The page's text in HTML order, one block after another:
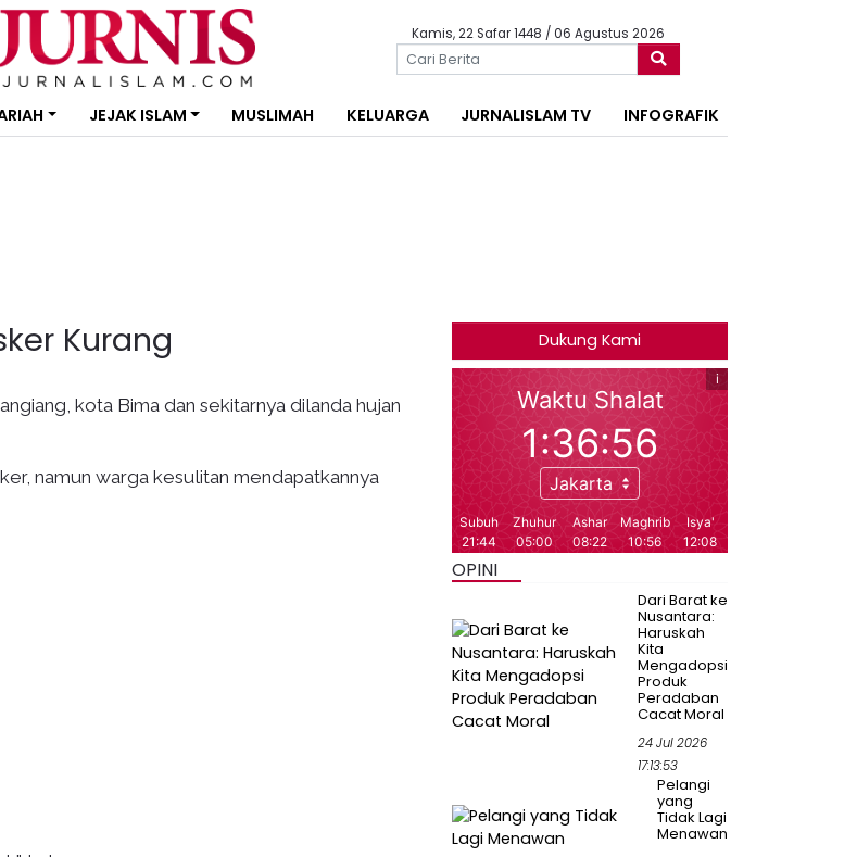
Kamis, 22 Safar 1448 / 06 Agustus 2026
JEJAK ISLAM MUSLIMAH KELUARGA JURNALISLAM TV INFOGRAFIK
Kurang
kota Bima dan sekitarnya dilanda hujan
namun warga kesulitan mendapatkannya
Dukung Kami
OPINI
Dari Barat ke
Nusantara:
Haruskah
Kita
Mengadopsi
Produk
Peradaban
Cacat Moral
24 Jul 2026
17:13:53
Pelangi
yang
Tidak Lagi
Menawan